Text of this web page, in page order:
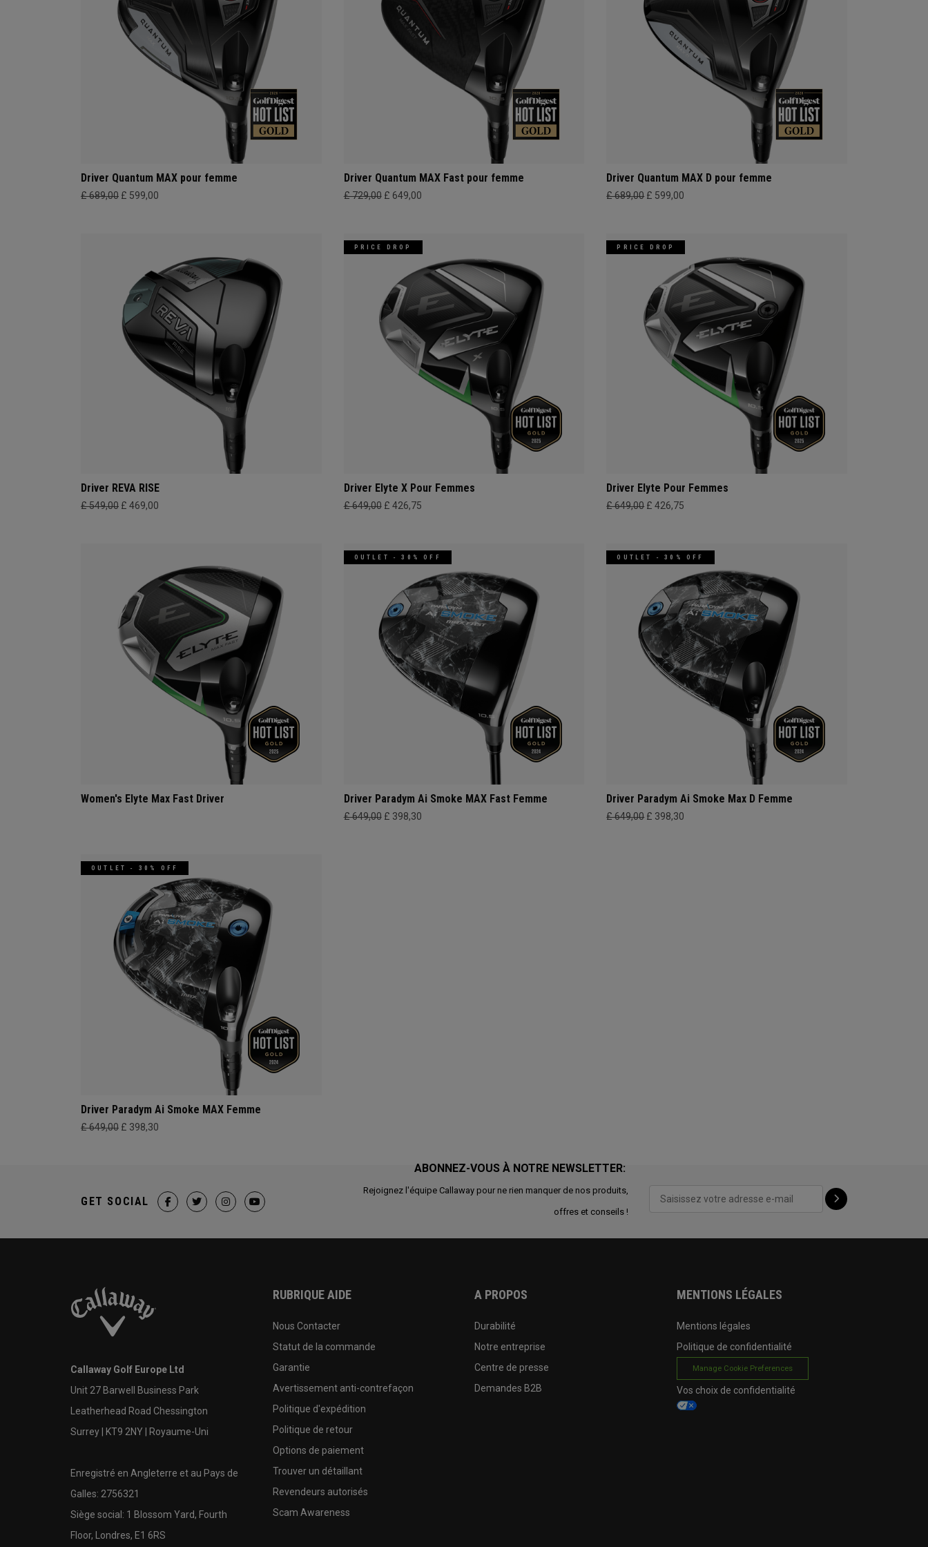
Driver Quantum MAX pour femme
£ 689,00 £ 599,00
Driver Quantum MAX Fast pour femme
£ 729,00 £ 649,00
Driver Quantum MAX D pour femme
£ 689,00 £ 599,00
Driver REVA RISE
£ 549,00 £ 469,00
PRICE DROP
Driver Elyte X Pour Femmes
£ 649,00 £ 426,75
PRICE DROP
Driver Elyte Pour Femmes
£ 649,00 £ 426,75
Women's Elyte Max Fast Driver
OUTLET - 30% OFF
Driver Paradym Ai Smoke MAX Fast Femme
£ 649,00 £ 398,30
OUTLET - 30% OFF
Driver Paradym Ai Smoke Max D Femme
£ 649,00 £ 398,30
OUTLET - 30% OFF
Driver Paradym Ai Smoke MAX Femme
£ 649,00 £ 398,30
ABONNEZ-VOUS À NOTRE NEWSLETTER:
Rejoignez l'équipe Callaway pour ne rien manquer de nos produits,
offres et conseils !
GET SOCIAL
Callaway Golf Europe Ltd
Unit 27 Barwell Business Park
Leatherhead Road Chessington
Surrey | KT9 2NY | Royaume-Uni
Enregistré en Angleterre et au Pays de
Galles: 2756321
Siège social: 1 Blossom Yard, Fourth
Floor, Londres, E1 6RS
RUBRIQUE AIDE
Nous Contacter
Statut de la commande
Garantie
Avertissement anti-contrefaçon
Politique d'expédition
Politique de retour
Options de paiement
Trouver un détaillant
Revendeurs autorisés
Scam Awareness
A PROPOS
Durabilité
Notre entreprise
Centre de presse
Demandes B2B
MENTIONS LÉGALES
Mentions légales
Politique de confidentialité
Manage Cookie Preferences
Vos choix de confidentialité